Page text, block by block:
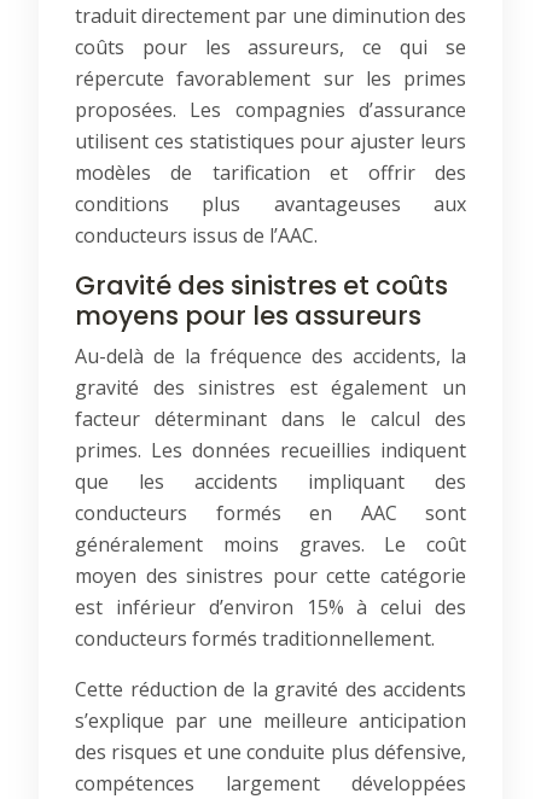
traduit directement par une diminution des
coûts pour les assureurs, ce qui se
répercute favorablement sur les primes
proposées. Les compagnies d’assurance
utilisent ces statistiques pour ajuster leurs
modèles de tarification et offrir des
conditions plus avantageuses aux
conducteurs issus de l’AAC.
Gravité des sinistres et coûts
moyens pour les assureurs
Au-delà de la fréquence des accidents, la
gravité des sinistres est également un
facteur déterminant dans le calcul des
primes. Les données recueillies indiquent
que les accidents impliquant des
conducteurs formés en AAC sont
généralement moins graves. Le coût
moyen des sinistres pour cette catégorie
est inférieur d’environ 15% à celui des
conducteurs formés traditionnellement.
Cette réduction de la gravité des accidents
s’explique par une meilleure anticipation
des risques et une conduite plus défensive,
compétences largement développées